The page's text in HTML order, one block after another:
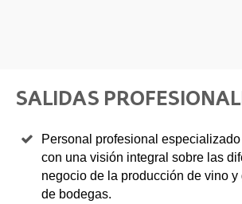
SALIDAS
Personal profesional
con una visión integral sobre las
negocio de la producción de vino y
de bodegas.